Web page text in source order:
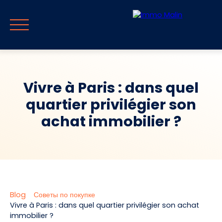
Главная Продавать Покупать Путеводитель и блог
Vivre à Paris : dans quel
quartier privilégier son
achat immobilier ?
Blog
Советы по покупке
Vivre à Paris : dans quel quartier privilégier son achat
immobilier ?